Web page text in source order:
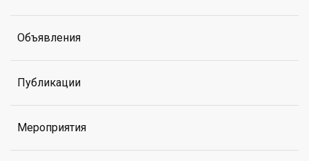
Объявления
Публикации
Мероприятия